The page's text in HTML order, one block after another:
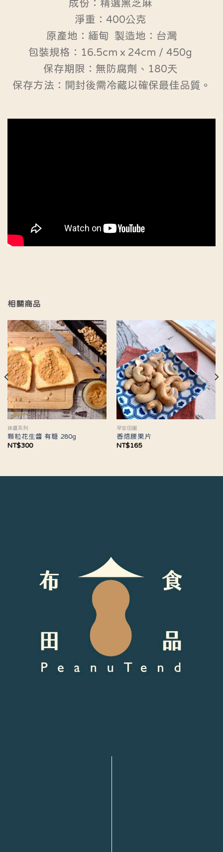
成份：精選黑芝麻
淨重：400公克
原產地：緬甸 製造地：台灣
包裝規格：16.5cmｘ24cm / 450g
保存期限：無防腐劑、180天
保存方法：開封後需冷藏以確保最佳品質。
相關商品
抹醬系列
顆粒花生醬 有糖 280g
NT$300
早安田園
香焙腰果片
NT$165